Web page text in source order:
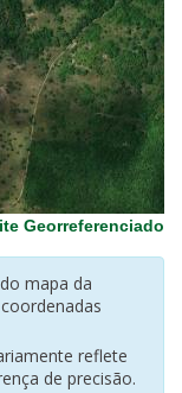
Georreferenciado
mapa da
reflete
de precisão.